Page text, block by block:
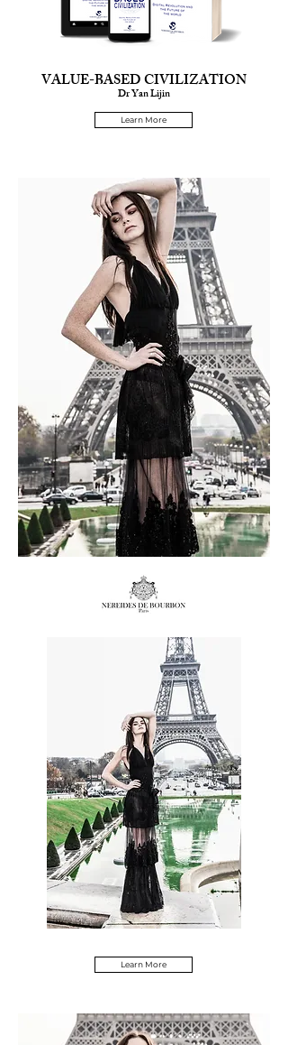
VALUE-BASED CIVILIZATION
Dr Yan Lijin
Learn More
Learn More